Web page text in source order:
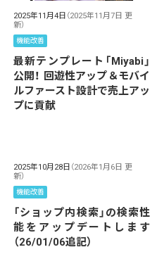
2025年11月4日 （2025年11月7日 更
新）
機能改善
最新テンプレート「Miyabi」
公開！ 回遊性アップ＆モバイ
ルファースト設計で売上アッ
プに貢献
2025年10月28日 （2026年1月6日 更
新）
機能改善
「ショップ内検索」の検索性
能をアップデートします
（26/01/06追記）